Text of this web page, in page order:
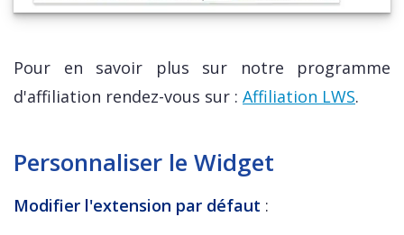
Pour en savoir plus sur notre programme
d'affiliation rendez-vous sur : Affiliation LWS.
Personnaliser le Widget
Modifier l'extension par défaut :